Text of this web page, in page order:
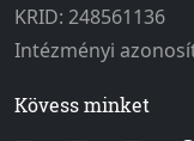
KRID: 248561136
Intézményi
Kövess minket